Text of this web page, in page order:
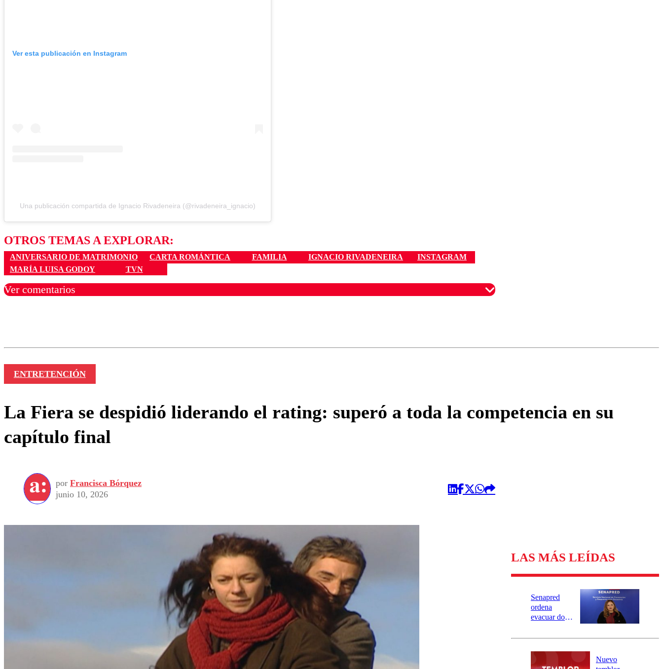
Ver esta publicación en Instagram
Una publicación compartida de Ignacio Rivadeneira (@rivadeneira_ignacio)
OTROS TEMAS A EXPLORAR:
ANIVERSARIO DE MATRIMONIO CARTA ROMÁNTICA FAMILIA IGNACIO RIVADENEIRA
INSTAGRAM
MARÍA LUISA GODOY
TVN
Ver comentarios
ENTRETENCIÓN
La Fiera se despidió liderando el rating: superó a toda la competencia en su
capítulo final
por Francisca Bórquez
junio 10, 2026
LAS MÁS LEÍDAS
Senapred
ordena
evacuar dos
Carahue por
río Damas:
activa
Nuevo